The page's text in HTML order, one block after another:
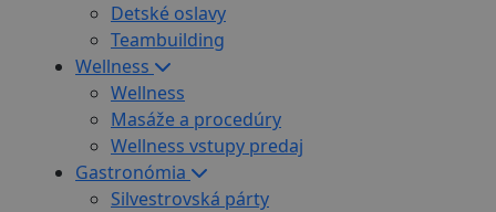
Detské oslavy
Teambuilding
Wellness
Wellness
Masáže a procedúry
Wellness vstupy predaj
Gastronómia
Silvestrovská párty